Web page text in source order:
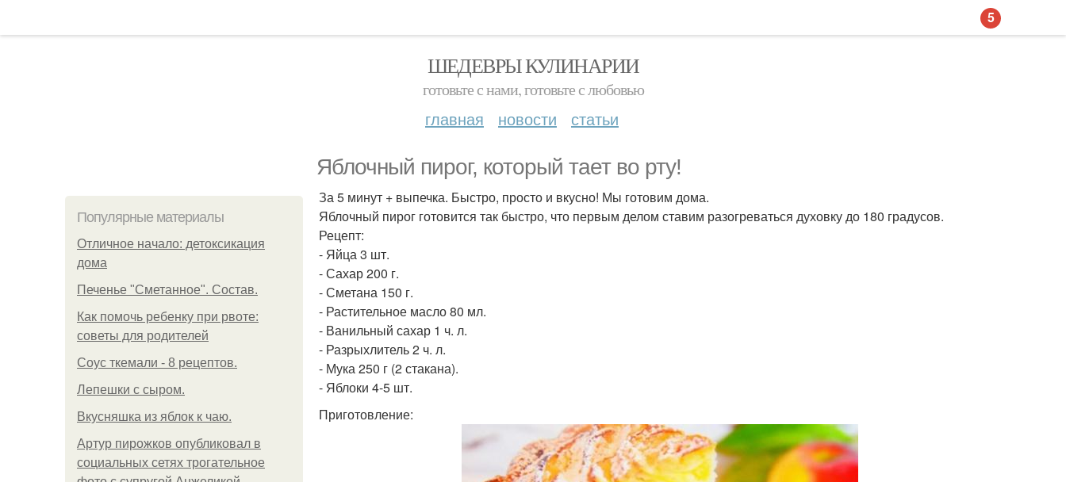
ШЕДЕВРЫ КУЛИНАРИИ
готовьте с нами, готовьте с любовью
главная новости статьи
Яблочный пирог, который тает во рту!
Популярные материалы
Отличное начало: детоксикация
дома
Печенье "Сметанное". Состав.
Как помочь ребенку при рвоте:
советы для родителей
Соус ткемали - 8 рецептов.
Лепешки с сыром.
Вкусняшка из яблок к чаю.
Артур пирожков опубликовал в
социальных сетях трогательное
За 5 минут + выпечка. Быстро, просто и вкусно! Мы готовим дома.
Яблочный пирог готовится так быстро, что первым делом ставим разогреваться духовку до 180 градусов.
Рецепт:
- Яйца 3 шт.
- Сахар 200 г.
- Сметана 150 г.
- Растительное масло 80 мл.
- Ванильный сахар 1 ч. л.
- Разрыхлитель 2 ч. л.
- Мука 250 г (2 стакана).
- Яблоки 4-5 шт.
Приготовление:
5